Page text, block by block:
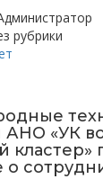
рубрики
АНО «УК
кластер»
о